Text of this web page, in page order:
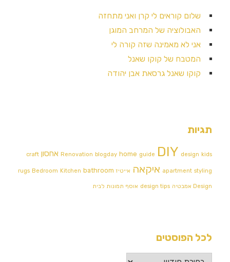
שלום קוראים לי קרן ואני מתחזה
האבולוציה של המרחב המוגן
אני לא מאמינה שזה קורה לי
המטבח של קוקו שאנל
קוקו שאנל גרסאת אבן יהודה
תגיות
Renovation blogday home guide DIY design kids אחסון craft
apartment styling איקאה אייטיז rugs Bedroom Kitchen bathroom
Design אמבטיה design tips אוסף תמונות לבית
לכל הפוסטים
לכל